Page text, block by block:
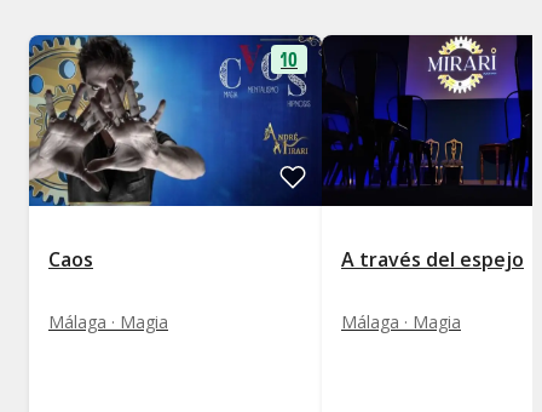
10
Caos
Málaga · Magia
A través del espejo
Málaga · Magia